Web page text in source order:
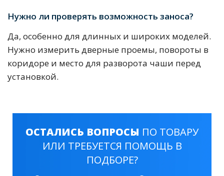
Нужно ли проверять возможность заноса?
Да, особенно для длинных и широких моделей.
Нужно измерить дверные проемы, повороты в
коридоре и место для разворота чаши перед
установкой.
ОСТАЛИСЬ ВОПРОСЫ ПО ТОВАРУ
ИЛИ ТРЕБУЕТСЯ ПОМОЩЬ В
ПОДБОРЕ?